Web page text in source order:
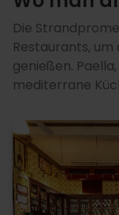
Die
Restaurants, um
genießen.
mediterrane